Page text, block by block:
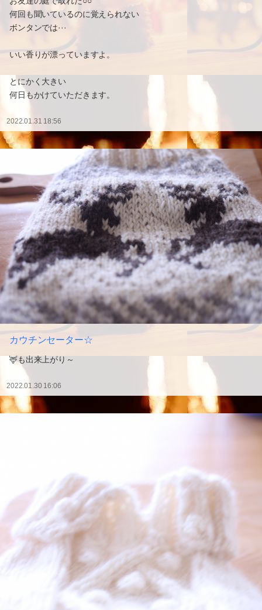
何回も聞いているのに覚えられない
ボンタンでは···
いい香りが漂っていますよ。
とにかく大きい
何日もかけていただきます。
2022.01.31 18:56
カウチンセーター☆
🦌も出来上がり～
2022.01.30 16:06